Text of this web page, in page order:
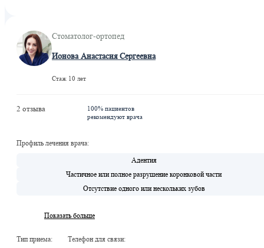
Стоматолог-ортопед
Ионова Анастасия Сергеевна
Стаж 10 лет
2 отзыва
100% пациентов
рекомендуют врача
Профиль лечения врача:
Адентия
Частичное или полное разрушение коронковой части
Отсутствие одного или нескольких зубов
Показать больше
Тип приема: Телефон для связи: